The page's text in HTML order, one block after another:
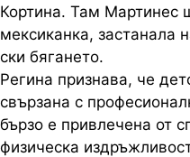
Кортина. Там Мартинес
мексиканка, застанала
ски бягането.
Регина признава, че
свързана с
бързо е привлечена от
физическа